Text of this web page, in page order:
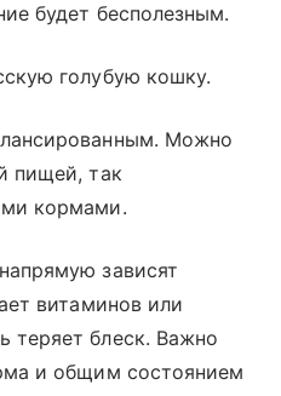
будет бесполезным.
голубую кошку.
Можно
пищей, так
кормами.
зависят
витаминов или
блеск. Важно
и общим состоянием